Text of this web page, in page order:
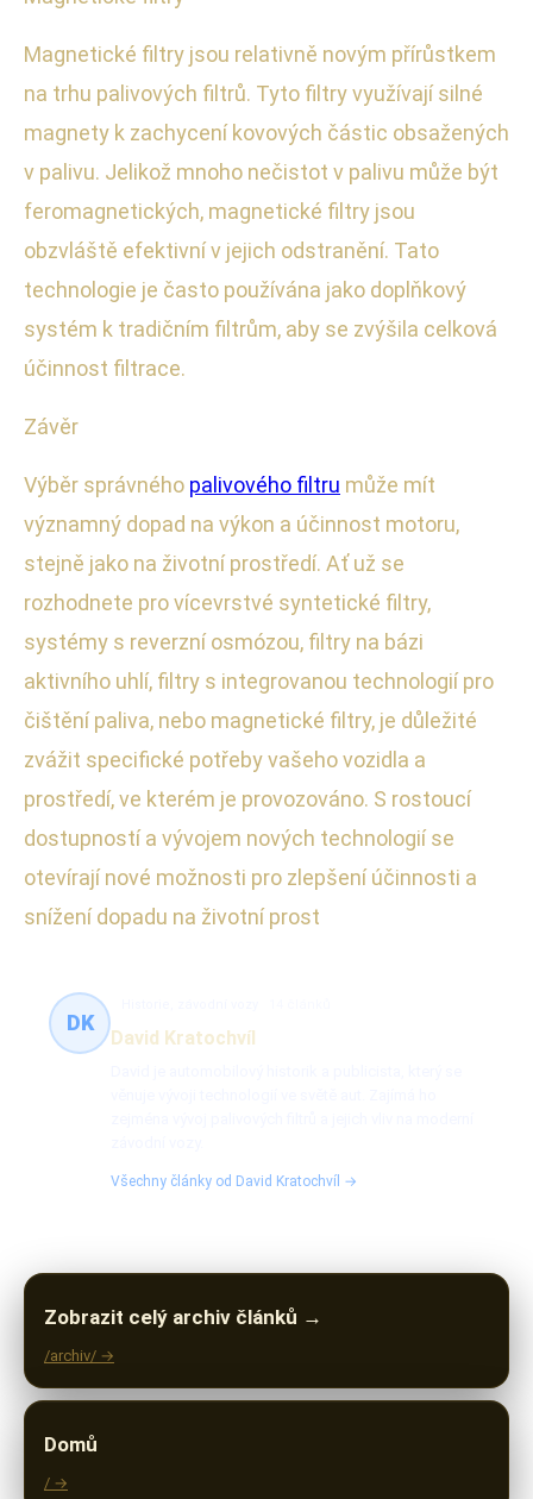
Magnetické filtry jsou relativně novým přírůstkem
na trhu palivových filtrů. Tyto filtry využívají silné
magnety k zachycení kovových částic obsažených
v palivu. Jelikož mnoho nečistot v palivu může být
feromagnetických, magnetické filtry jsou
obzvláště efektivní v jejich odstranění. Tato
technologie je často používána jako doplňkový
systém k tradičním filtrům, aby se zvýšila celková
účinnost filtrace.
Závěr
Výběr správného palivového filtru může mít
významný dopad na výkon a účinnost motoru,
stejně jako na životní prostředí. Ať už se
rozhodnete pro vícevrstvé syntetické filtry,
systémy s reverzní osmózou, filtry na bázi
aktivního uhlí, filtry s integrovanou technologií pro
čištění paliva, nebo magnetické filtry, je důležité
zvážit specifické potřeby vašeho vozidla a
prostředí, ve kterém je provozováno. S rostoucí
dostupností a vývojem nových technologií se
otevírají nové možnosti pro zlepšení účinnosti a
snížení dopadu na životní prost
DK
David Kratochvíl
Všechny články od David Kratochvíl →
Zobrazit celý archiv článků →
/archiv/ →
Domů
/ →